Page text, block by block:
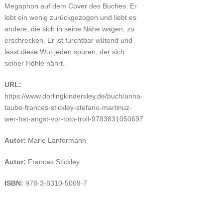
Megaphon auf dem Cover des Buches. Er
lebt ein wenig zurückgezogen und liebt es
andere, die sich in seine Nähe wagen, zu
erschrecken. Er ist furchtbar wütend und
lässt diese Wut jeden spüren, der sich
seiner Höhle nährt.
URL:
https://www.dorlingkindersley.de/buch/anna-
taube-frances-stickley-stefano-martinuz-
wer-hat-angst-vor-toto-troll-9783831050697
Autor: Marie Lanfermann
Autor: Frances Stickley
ISBN: 978-3-8310-5069-7